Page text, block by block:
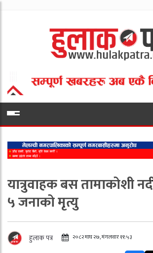
यात्रुवाहक बस तामाकोशी
५ जनाको मृत्यु
हुलाक पत्र २०८२ माघ २७, मंगलवार ११:५३